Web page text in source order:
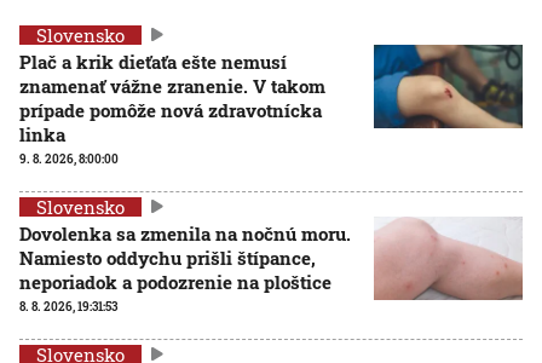
Slovensko
Plač a krik dieťaťa ešte nemusí
znamenať vážne zranenie. V takom
prípade pomôže nová zdravotnícka
linka
9. 8. 2026, 8:00:00
Slovensko
Dovolenka sa zmenila na nočnú moru.
Namiesto oddychu prišli štípance,
neporiadok a podozrenie na ploštice
8. 8. 2026, 19:31:53
Slovensko